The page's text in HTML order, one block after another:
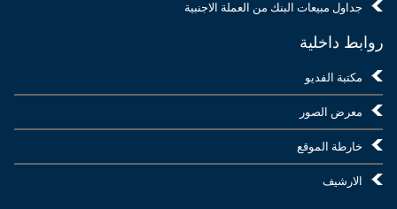
جداول مبيعات البنك من العملة الاجنبية
روابط داخلية
مكتبة الفديو
معرض الصور
خارطة الموقع
الارشيف